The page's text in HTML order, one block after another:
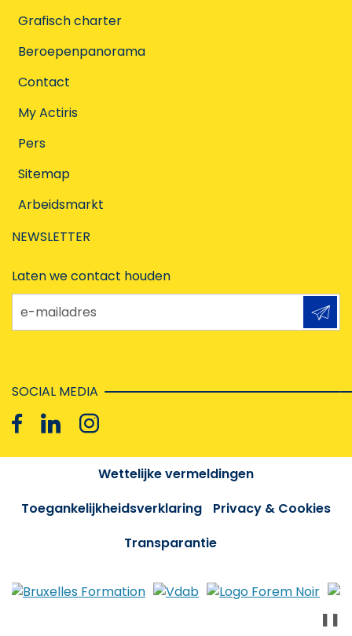
Grafisch charter
Beroepenpanorama
Contact
My Actiris
Pers
Sitemap
Arbeidsmarkt
NEWSLETTER
Laten we contact houden
e-mailadres
SOCIAL MEDIA
Wettelijke vermeldingen
Toegankelijkheidsverklaring
Privacy & Cookies
Transparantie
❚❚